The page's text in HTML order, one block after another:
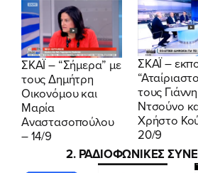
ΠΟΙΑ ΕΙΜΑΙ
ΕΡΓΟ
ΕΚΔΗΛΩΣΕΙΣ
ΣΚΑΪ – “Σήμερα” με
τους Δημήτρη
Οικονόμου και
Μαρία
Αναστασοπούλου
– 14/9
ΣΚΑΪ –
τους Γιάννη
Ντσούνο
Χρήστο
20/9
2. ΡΑΔΙΟΦΩΝΙΚΕΣ